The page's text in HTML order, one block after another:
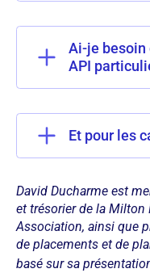
Ai-je besoin
API
Et pour les
David Ducharme est
et trésorier de la Milton
Association, ainsi que
de placements et de
basé sur sa